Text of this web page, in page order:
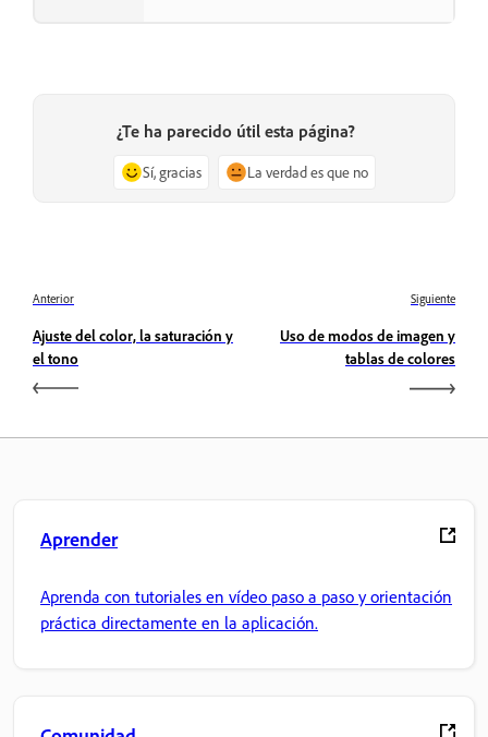
¿Te ha parecido útil esta página?
Sí, gracias La verdad es que no
Anterior
Ajuste del color, la saturación y
el tono
Siguiente
Uso de modos de imagen y
tablas de colores
Aprender
Aprenda con tutoriales en vídeo paso a paso y orientación
práctica directamente en la aplicación.